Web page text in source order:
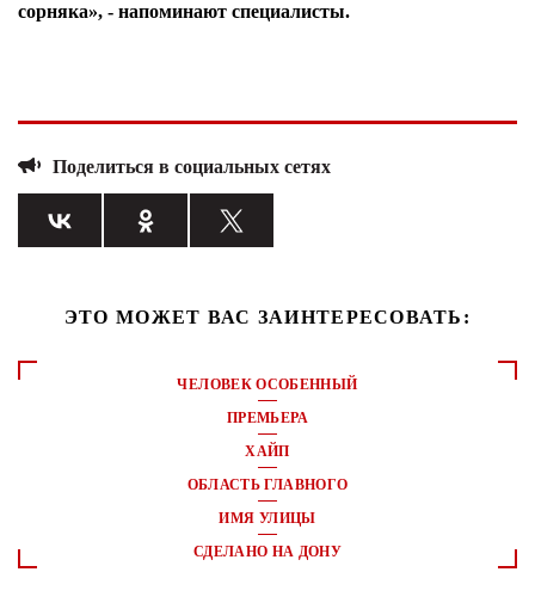
сорняка», - напоминают специалисты.
Поделиться в социальных сетях
ЭТО МОЖЕТ ВАС ЗАИНТЕРЕСОВАТЬ:
ЧЕЛОВЕК ОСОБЕННЫЙ
ПРЕМЬЕРА
ХАЙП
ОБЛАСТЬ ГЛАВНОГО
ИМЯ УЛИЦЫ
СДЕЛАНО НА ДОНУ